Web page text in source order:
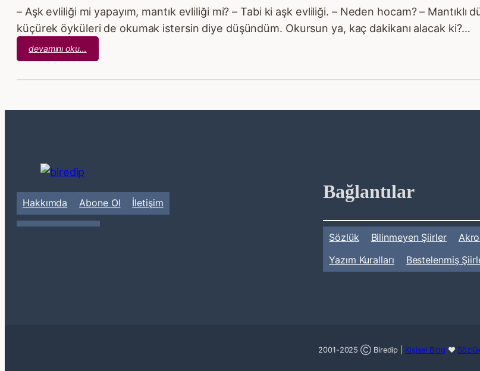
– Aşk evliliği mi yapayım, mantık evliliği mi? – Tabi ki aşk evliliği. – Neden hocam? – Mantıklı
küçürek öyküleri de okumak istersin diye düşündüm. Okursun ya, kaç dakikanı alacak ki?…
devamını oku…
Mantık
Hakkımda Abone Ol İletişim
Bağlantılar
Sözlük Bilinmeyen Şiirler
Yazım Kuralları
Bestelenmiş
2001-2025 Ⓒ Biredip | Kişisel Blog ❤